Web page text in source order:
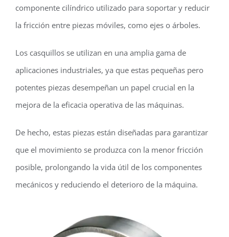
componente cilíndrico utilizado para soportar y reducir
la fricción entre piezas móviles, como ejes o árboles.
Los casquillos se utilizan en una amplia gama de
aplicaciones industriales, ya que estas pequeñas pero
potentes piezas desempeñan un papel crucial en la
mejora de la eficacia operativa de las máquinas.
De hecho, estas piezas están diseñadas para garantizar
que el movimiento se produzca con la menor fricción
posible, prolongando la vida útil de los componentes
mecánicos y reduciendo el deterioro de la máquina.